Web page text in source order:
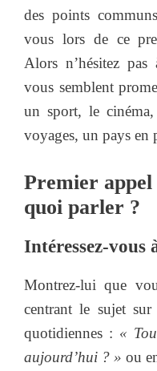
des points
vous lors de ce
Alors n’hésitez pas
vous semblent
un sport, le
voyages, un pays
Premier appel
quoi parler ?
Intéressez-vous
Montrez-lui que
centrant le sujet sur
quotidiennes : «
aujourd’hui ? » ou